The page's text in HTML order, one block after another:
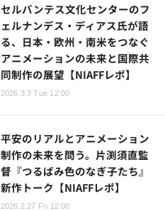
セルバンテス文化センターのフ
ェルナンデス・ディアス氏が語
る、日本・欧州・南米をつなぐ
アニメーションの未来と国際共
同制作の展望【NIAFFレポ】
2026.3.3 Tue 12:00
平安のリアルとアニメーション
制作の未来を問う。片渕須直監
督『つるばみ色のなぎ子たち』
新作トーク【NIAFFレポ】
2026.2.27 Fri 12:00